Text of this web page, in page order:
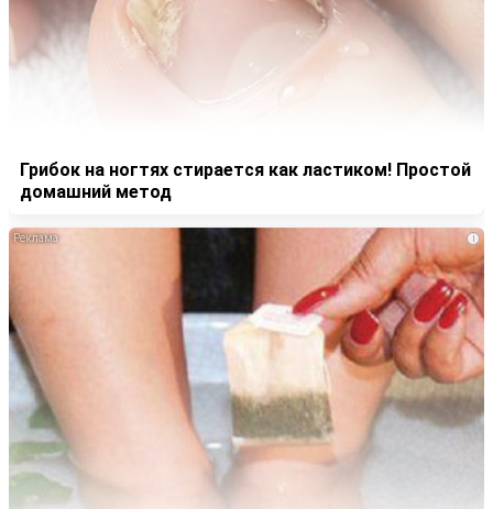
Грибок на ногтях стирается как ластиком! Простой
домашний метод
i